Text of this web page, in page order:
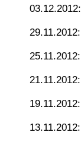
03.12.2012:
29.11.2012:
25.11.2012:
21.11.2012:
19.11.2012:
13.11.2012: